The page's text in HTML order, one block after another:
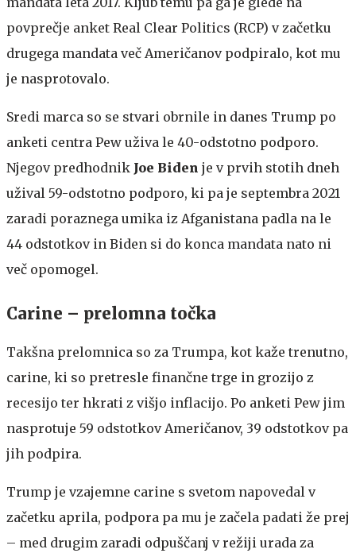
povprečje anket Real Clear Politics (RCP) v začetku
drugega mandata več Američanov podpiralo, kot mu
je nasprotovalo.
Sredi marca so se stvari obrnile in danes Trump po
anketi centra Pew uživa le 40-odstotno podporo.
Njegov predhodnik Joe Biden je v prvih stotih dneh
užival 59-odstotno podporo, ki pa je septembra 2021
zaradi poraznega umika iz Afganistana padla na le
44 odstotkov in Biden si do konca mandata nato ni
več opomogel.
Carine – prelomna točka
Takšna prelomnica so za Trumpa, kot kaže trenutno,
carine, ki so pretresle finančne trge in grozijo z
recesijo ter hkrati z višjo inflacijo. Po anketi Pew jim
nasprotuje 59 odstotkov Američanov, 39 odstotkov pa
jih podpira.
Trump je vzajemne carine s svetom napovedal v
začetku aprila, podpora pa mu je začela padati že prej
– med drugim zaradi odpuščanj v režiji urada za